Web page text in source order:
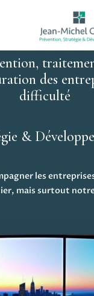
des
difficulté
&
les
mais surtout